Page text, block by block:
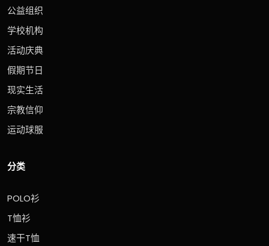
公益组织
学校机构
活动庆典
假期节日
现实生活
宗教信仰
运动球服
分类
POLO衫
T恤衫
速干T恤